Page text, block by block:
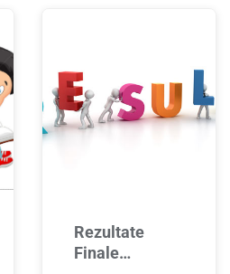
Rezultate
Finale